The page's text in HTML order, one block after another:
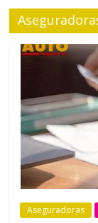
Aseguradoras